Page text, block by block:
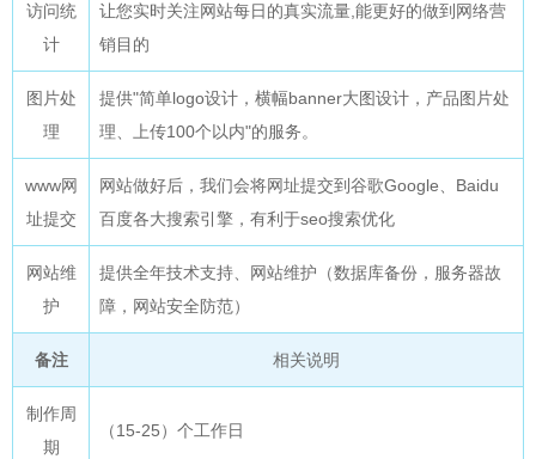
访问统
计
让您实时关注网站每日的真实流量,能更好的做到网络营
销目的
图片处
理
提供"简单logo设计，横幅banner大图设计，产品图片处
理、上传100个以内"的服务。
www网
址提交
网站做好后，我们会将网址提交到谷歌Google、Baidu
百度各大搜索引擎，有利于seo搜索优化
网站维
护
提供全年技术支持、网站维护（数据库备份，服务器故
障，网站安全防范）
备注 相关说明
制作周
期
（15-25）个工作日